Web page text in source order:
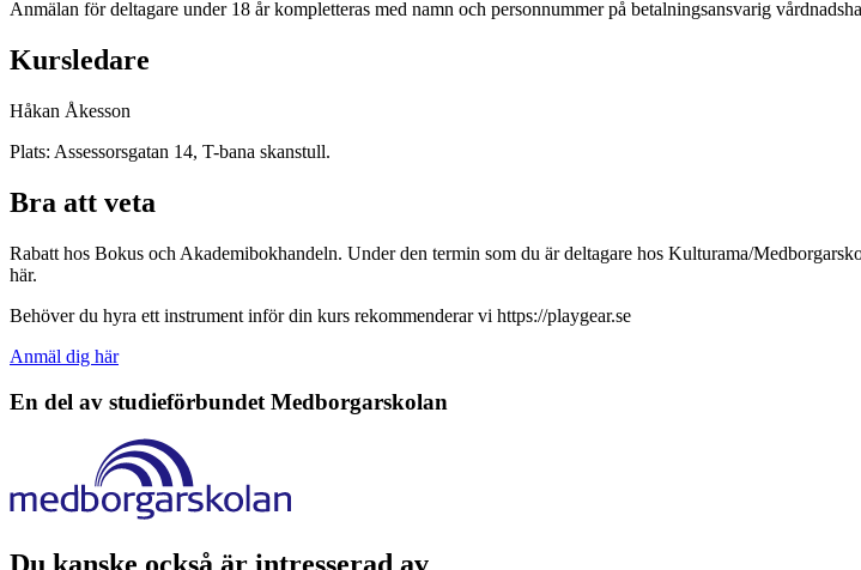
Anmälan för deltagare under 18 år kompletteras med namn och personnummer på betalningsansvarig
Kursledare
Håkan Åkesson
Plats: Assessorsgatan 14, T-bana skanstull.
Bra att veta
Rabatt hos Bokus och Akademibokhandeln. Under den termin som du är deltagare hos Kulturama/
här.
Behöver du hyra ett instrument inför din kurs rekommenderar vi https://playgear.se
Anmäl dig här
En del av studieförbundet Medborgarskolan